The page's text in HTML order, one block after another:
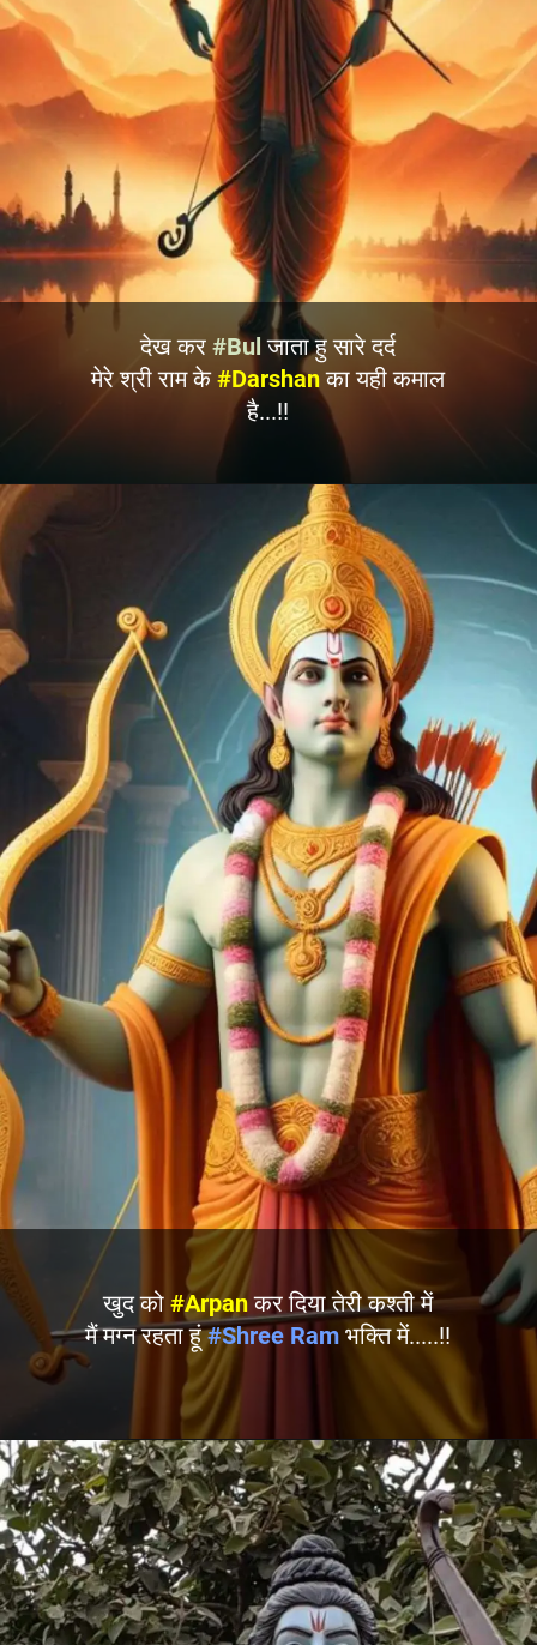
देख कर#Bulजाता हु सारे दर्द
मेरे श्री राम के#Darshanका यही कमाल
है...!!
खुद को #Arpanकर दिया तेरी कश्ती में
मैं मग्न रहता हूं#Shree Ram भक्ति में.....!!